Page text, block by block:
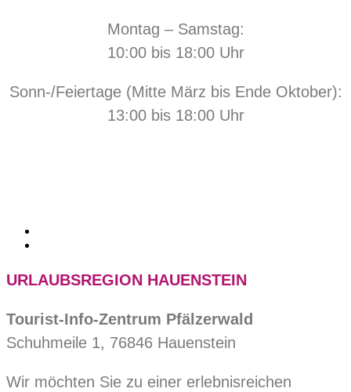
Montag – Samstag:
10:00 bis 18:00 Uhr
Sonn-/Feiertage (Mitte März bis Ende Oktober):
13:00 bis 18:00 Uhr
URLAUBSREGION HAUENSTEIN
Tourist-Info-Zentrum Pfälzerwald
Schuhmeile 1, 76846 Hauenstein
Wir möchten Sie zu einer erlebnisreichen